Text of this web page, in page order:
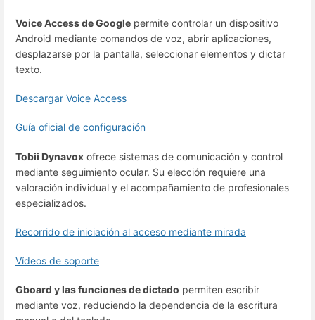
Voice Access de Google permite controlar un dispositivo
Android mediante comandos de voz, abrir aplicaciones,
desplazarse por la pantalla, seleccionar elementos y dictar
texto.
Descargar Voice Access
Guía oficial de configuración
Tobii Dynavox ofrece sistemas de comunicación y control
mediante seguimiento ocular. Su elección requiere una
valoración individual y el acompañamiento de profesionales
especializados.
Recorrido de iniciación al acceso mediante mirada
Vídeos de soporte
Gboard y las funciones de dictado permiten escribir
mediante voz, reduciendo la dependencia de la escritura